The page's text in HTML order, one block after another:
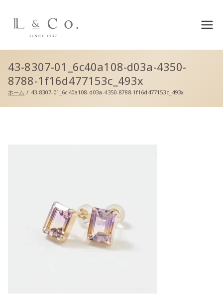
L&co.（エルアンドコー）公
43-8307-01_6c40a108-d03a-4350-
8788-1f16d477153c_493x
ホーム 43-8307-01_6c40a108-d03a-4350-8788-1f16d477153c_493x